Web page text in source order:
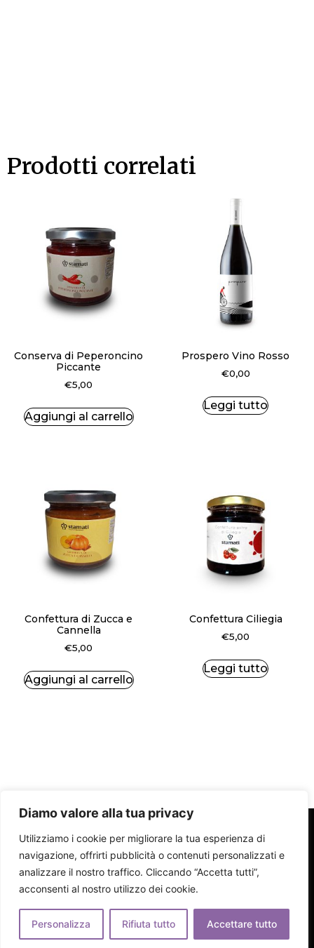
Diamo valore alla tua privacy
Utilizziamo i cookie per migliorare la tua esperienza di
navigazione, offrirti pubblicità o contenuti personalizzati e
analizzare il nostro traffico. Cliccando “Accetta tutti”,
acconsenti al nostro utilizzo dei cookie.
Personalizza Rifiuta tutto Accettare tutto
Prodotti correlati
Conserva di Peperoncino
Piccante
€5,00
Aggiungi al carrello
Prospero Vino Rosso
€0,00
Leggi tutto
Confettura di Zucca e
Cannella
€5,00
Aggiungi al carrello
Confettura Ciliegia
€5,00
Leggi tutto
di Stamati Rossella Natalia Via G. De Rada 5 87070
Plataci (CS)
P.iva 03745300784